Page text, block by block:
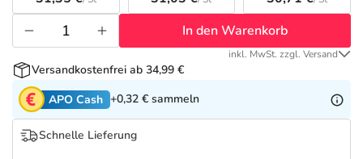
Tierapotheke
Vitamine & Mineralstoffe
Marken
Salus Deals
In den Warenkorb
inkl. MwSt. zzgl. Versand
Versandkostenfrei ab 34,99 €
APO Cash +0,32 € sammeln
Schnelle Lieferung